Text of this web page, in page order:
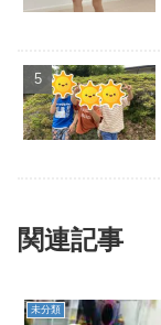
関連記事
未分類